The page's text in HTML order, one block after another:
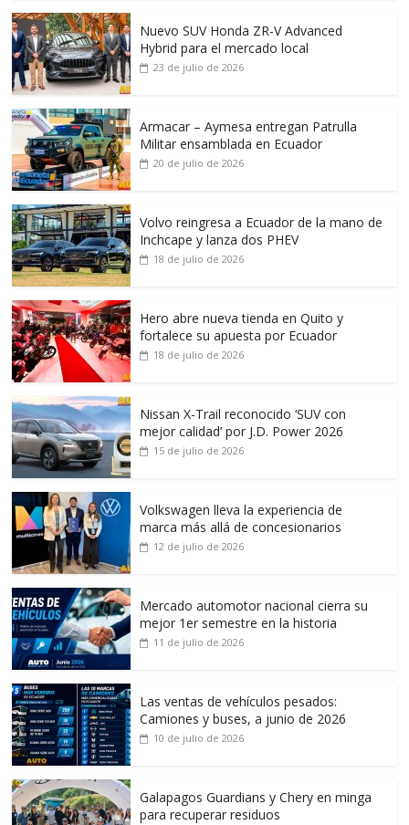
Nuevo SUV Honda ZR-V Advanced
Hybrid para el mercado local
23 de julio de 2026
Armacar – Aymesa entregan Patrulla
Militar ensamblada en Ecuador
20 de julio de 2026
Volvo reingresa a Ecuador de la mano de
Inchcape y lanza dos PHEV
18 de julio de 2026
Hero abre nueva tienda en Quito y
fortalece su apuesta por Ecuador
18 de julio de 2026
Nissan X-Trail reconocido ‘SUV con
mejor calidad’ por J.D. Power 2026
15 de julio de 2026
Volkswagen lleva la experiencia de
marca más allá de concesionarios
12 de julio de 2026
Mercado automotor nacional cierra su
mejor 1er semestre en la historia
11 de julio de 2026
Las ventas de vehículos pesados:
Camiones y buses, a junio de 2026
10 de julio de 2026
Galapagos Guardians y Chery en minga
para recuperar residuos